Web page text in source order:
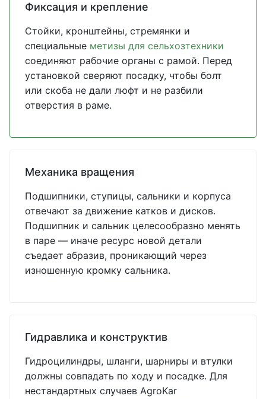
Фиксация и крепление
Стойки, кронштейны, стремянки и
специальные метизы для сельхозтехники
соединяют рабочие органы с рамой. Перед
установкой сверяют посадку, чтобы болт
или скоба не дали люфт и не разбили
отверстия в раме.
Механика вращения
Подшипники, ступицы, сальники и корпуса
отвечают за движение катков и дисков.
Подшипник и сальник целесообразно менять
в паре — иначе ресурс новой детали
съедает абразив, проникающий через
изношенную кромку сальника.
Гидравлика и конструктив
Гидроцилиндры, шланги, шарниры и втулки
должны совпадать по ходу и посадке. Для
нестандартных случаев AgroKar